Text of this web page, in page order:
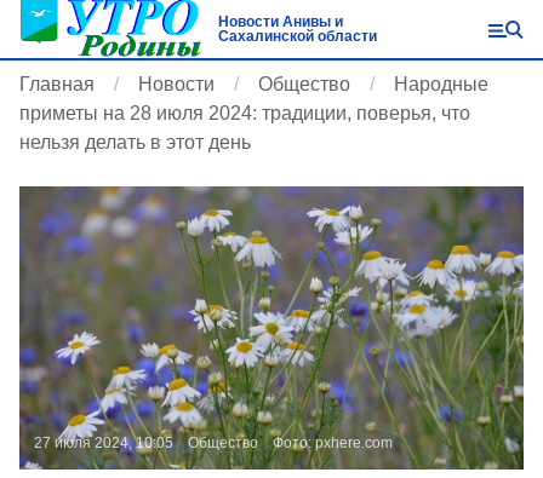
Новости Анивы и
Сахалинской области
Главная Новости Общество
Народные
приметы на 28 июля 2024: традиции, поверья, что
нельзя делать в этот день
27 июля 2024, 10:05 Общество Фото:pxhere.com